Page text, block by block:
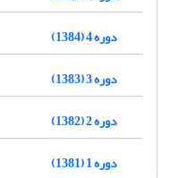
دوره 4 (1384)
دوره 3 (1383)
دوره 2 (1382)
دوره 1 (1381)